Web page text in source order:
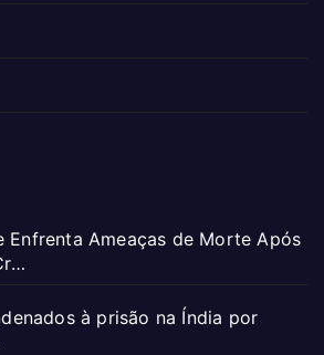
Enfrenta Ameaças de Morte Após
à prisão na Índia por